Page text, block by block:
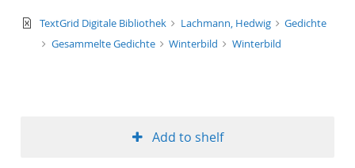
text/xml
TextGrid Digitale Bibliothek Lachmann, Hedwig
Gedichte
Gesammelte Gedichte
Winterbild Winterbild
Add to shelf